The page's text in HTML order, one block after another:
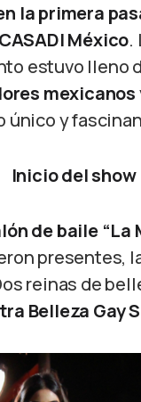
la primera
México.
estuvo lleno
mexicanos
único y
Inicio del show
de baile “La
presentes,
reinas de
Belleza Gay